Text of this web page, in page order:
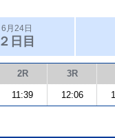
6月24日
２日目
2R 3R
11:39 12:06